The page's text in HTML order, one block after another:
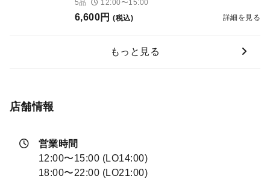
ャリテ「旬の前菜盛り合わせ」世田谷野菜を
5品 12:00〜15:00
6,600円 (税込) 詳細を見る
もっと見る
店舗情報
営業時間
12:00〜15:00 (LO14:00)
18:00〜22:00 (LO21:00)